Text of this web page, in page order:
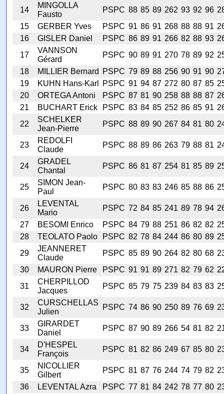
14
MINGOLLA
Fausto
PSPC 88 85 89 262 93 92 96
15
GERBER Yves PSPC 91 86 91 268 88 88 91
16
GISLER Daniel PSPC 86 89 91 266 82 88 93
17
VANNSON
Gérard
PSPC 90 89 91 270 78 89 92
18
MILLIER Bernard PSPC 79 89 88 256 90 91 90
19
KUHN Hans-Karl PSPC 91 94 87 272 80 87 85
20
ORTEGA Antoni PSPC 87 81 90 258 88 88 87
21
BUCHART Erick PSPC 83 84 85 252 86 85 91
22
SCHELKER
Jean-Pierre
PSPC 88 89 90 267 84 81 80
23
REDOLFI
Claude
PSPC 88 89 86 263 79 88 81
24
GRADEL
Chantal
PSPC 86 81 87 254 81 85 89
25
SIMON Jean-
Paul
PSPC 80 83 83 246 85 88 86
26
LEVENTAL
Mario
PSPC 72 84 85 241 89 78 94
27
BESOMI Enrico PSPC 84 79 88 251 86 82 82
28
TEOLATO Paolo PSPC 82 78 84 244 86 80 89
29
JEANNERET
Claude
PSPC 85 89 90 264 82 80 68
30
MAURON Pierre PSPC 91 91 89 271 82 79 62
31
CHERPILLOD
Jacques
PSPC 85 79 75 239 84 83 83
32
CURSCHELLAS
Julien
PSPC 74 86 90 250 89 76 69
33
GIRARDET
Daniel
PSPC 87 90 89 266 54 81 82
34
D'HESPEL
François
PSPC 81 82 86 249 67 85 80
35
NICOLLIER
Gilbert
PSPC 81 87 76 244 74 79 82
36
LEVENTAL Azra PSPC 77 81 84 242 78 77 80